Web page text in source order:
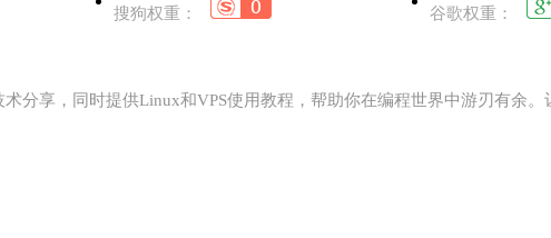
搜狗权重： 谷歌权重：
分享，同时提供Linux和VPS使用教程，帮助你在编程世界中游刃有余。